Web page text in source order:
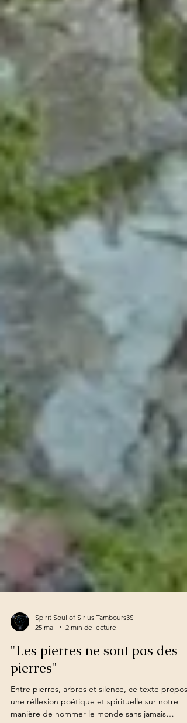
Spirit Soul of Sirius Tambours3S
25 mai
2 min de lecture
"Les pierres ne sont pas des
pierres"
Entre pierres, arbres et silence, ce texte propose